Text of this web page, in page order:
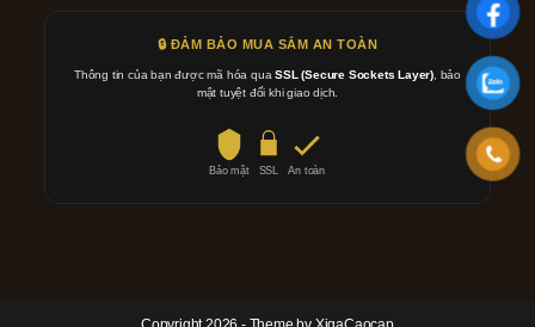
🔒 ĐẢM BẢO MUA SẮM AN TOÀN
Thông tin của bạn được mã hóa quaSSL (Secure Sockets Layer) , bảo
mật tuyệt đối khi giao dịch.
Bảo mật SSL An toàn